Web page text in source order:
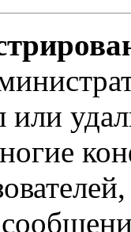
или